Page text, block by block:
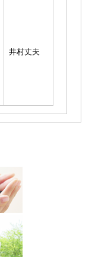
井村丈夫